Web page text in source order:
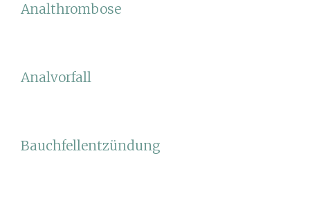
Analthrombose
Analvorfall
Bauchfellentzündung